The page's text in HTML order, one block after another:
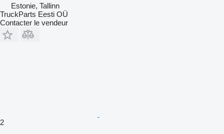
Estonie, Tallinn
TruckParts Eesti OÜ
Contacter le vendeur
2